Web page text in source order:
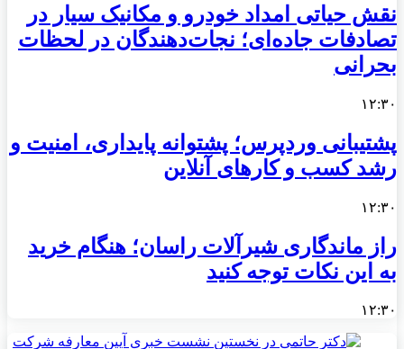
نقش حیاتی امداد خودرو و مکانیک سیار در
تصادفات جاده‌ای؛ نجات‌دهندگان در لحظات
بحرانی
۱۲:۳۰
پشتیبانی وردپرس؛ پشتوانه پایداری، امنیت و
رشد کسب‌ و کارهای آنلاین
۱۲:۳۰
راز ماندگاری شیرآلات راسان؛ هنگام خرید
به این نکات توجه کنید
۱۲:۳۰